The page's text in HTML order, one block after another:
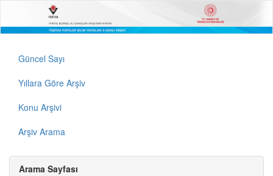
Güncel Sayı
Yıllara Göre Arşiv
Konu Arşivi
Arşiv Arama
Arama Sayfası